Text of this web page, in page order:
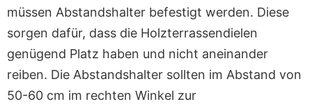
müssen Abstandshalter befestigt werden. Diese
sorgen dafür, dass die Holzterrassendielen
genügend Platz haben und nicht aneinander
reiben. Die Abstandshalter sollten im Abstand von
50-60 cm im rechten Winkel zur